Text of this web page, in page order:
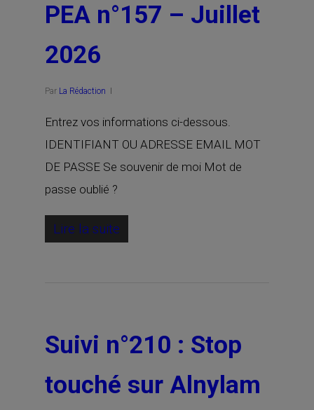
PEA n°157 – Juillet
2026
Par La Rédaction
Entrez vos informations ci-dessous.
IDENTIFIANT OU ADRESSE EMAIL MOT
DE PASSE Se souvenir de moi Mot de
passe oublié ?
Lire la suite
Suivi n°210 : Stop
touché sur Alnylam